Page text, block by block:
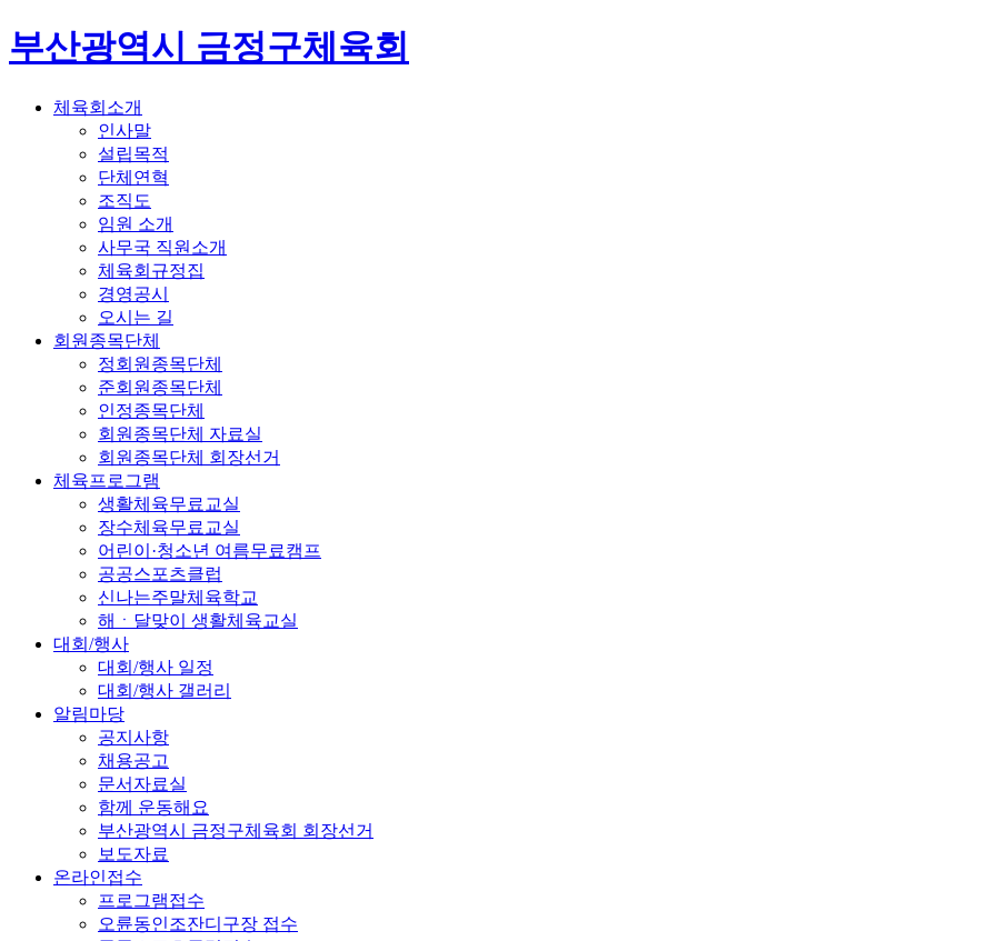
부산광역시 금정구체육회
체육회소개
인사말
설립목적
단체연혁
조직도
임원 소개
사무국 직원소개
체육회규정집
경영공시
오시는 길
회원종목단체
정회원종목단체
준회원종목단체
인정종목단체
회원종목단체 자료실
회원종목단체 회장선거
체육프로그램
생활체육무료교실
장수체육무료교실
어린이·청소년 여름무료캠프
공공스포츠클럽
신나는주말체육학교
해ㆍ달맞이 생활체육교실
대회/행사
대회/행사 일정
대회/행사 갤러리
알림마당
공지사항
채용공고
문서자료실
함께 운동해요
부산광역시 금정구체육회 회장선거
보도자료
온라인접수
프로그램접수
오륜동인조잔디구장 접수